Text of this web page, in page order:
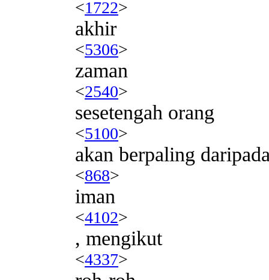
<1722>
akhir
<5306>
zaman
<2540>
sesetengah orang
<5100>
akan berpaling
<868>
iman
<4102>
, mengikut
<4337>